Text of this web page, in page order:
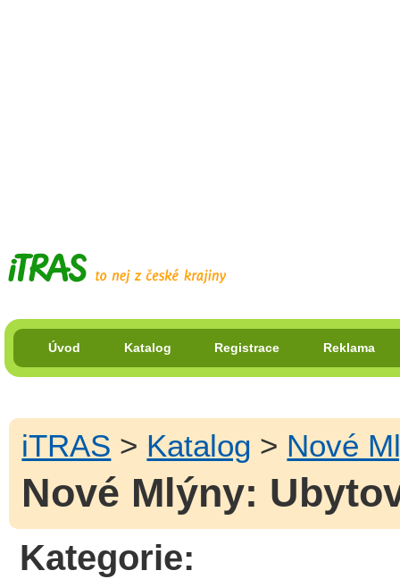
Úvod Katalog Registrace Reklama
iTRAS > Katalog > Nové
Nové Mlýny:
Kategorie: